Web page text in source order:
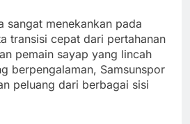
sangat menekankan pada
transisi cepat dari pertahanan
pemain sayap yang lincah
berpengalaman, Samsunspor
peluang dari berbagai sisi